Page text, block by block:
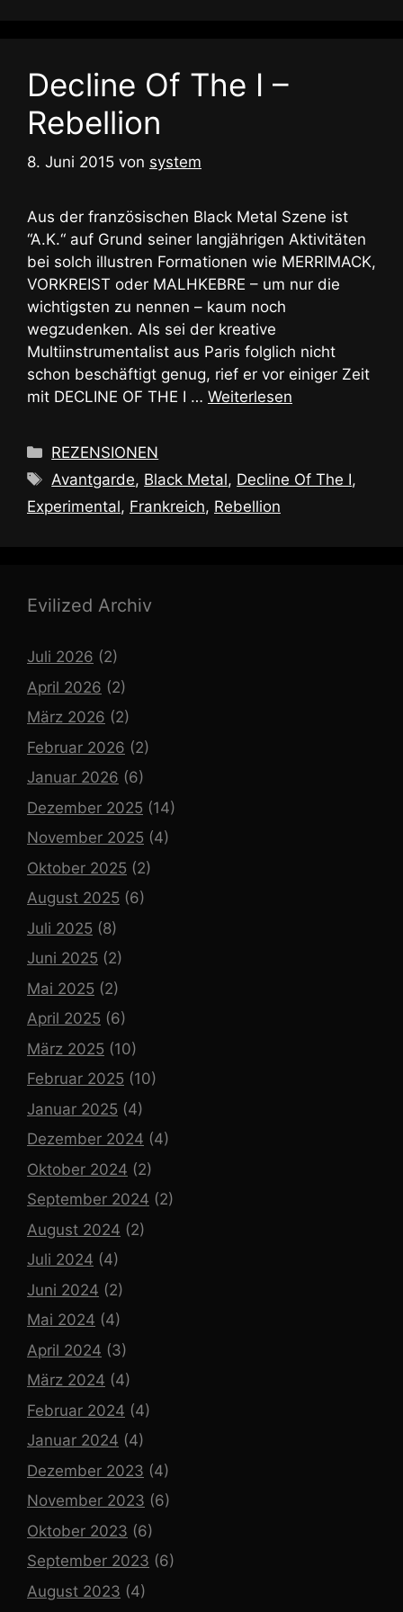
Decline Of The I –
Rebellion
8. Juni 2015 von system
Aus der französischen Black Metal Szene ist
“A.K.“ auf Grund seiner langjährigen Aktivitäten
bei solch illustren Formationen wie MERRIMACK,
VORKREIST oder MALHKEBRE – um nur die
wichtigsten zu nennen – kaum noch
wegzudenken. Als sei der kreative
Multiinstrumentalist aus Paris folglich nicht
schon beschäftigt genug, rief er vor einiger Zeit
mit DECLINE OF THE I … Weiterlesen
Kategorien
REZENSIONEN
Schlagwörter
Avantgarde, Black Metal, Decline Of The I,
Experimental, Frankreich, Rebellion
Evilized Archiv
Juli 2026 (2)
April 2026 (2)
März 2026 (2)
Februar 2026 (2)
Januar 2026 (6)
Dezember 2025 (14)
November 2025 (4)
Oktober 2025 (2)
August 2025 (6)
Juli 2025 (8)
Juni 2025 (2)
Mai 2025 (2)
April 2025 (6)
März 2025 (10)
Februar 2025 (10)
Januar 2025 (4)
Dezember 2024 (4)
Oktober 2024 (2)
September 2024 (2)
August 2024 (2)
Juli 2024 (4)
Juni 2024 (2)
Mai 2024 (4)
April 2024 (3)
März 2024 (4)
Februar 2024 (4)
Januar 2024 (4)
Dezember 2023 (4)
November 2023 (6)
Oktober 2023 (6)
September 2023 (6)
August 2023 (4)